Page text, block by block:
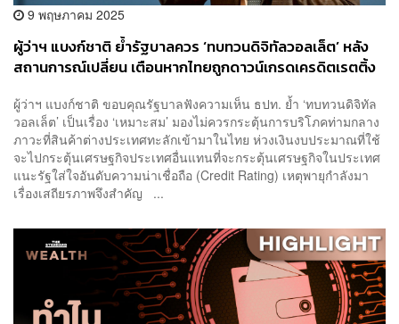
9 พฤษภาคม 2025
ผู้ว่าฯ แบงก์ชาติ ย้ำรัฐบาลควร ‘ทบทวนดิจิทัลวอลเล็ต’ หลัง
สถานการณ์เปลี่ยน เตือนหากไทยถูกดาวน์เกรดเครดิตเรตติ้ง
ผู้ว่าฯ แบงก์ชาติ ขอบคุณรัฐบาลฟังความเห็น ธปท. ย้ำ ‘ทบทวนดิจิทัล
วอลเล็ต’ เป็นเรื่อง ‘เหมาะสม’ มองไม่ควรกระตุ้นการบริโภคท่ามกลาง
ภาวะที่สินค้าต่างประเทศทะลักเข้ามาในไทย ห่วงเงินงบประมาณที่ใช้
จะไปกระตุ้นเศรษฐกิจประเทศอื่นแทนที่จะกระตุ้นเศรษฐกิจในประเทศ
แนะรัฐใส่ใจอันดับความน่าเชื่อถือ (Credit Rating) เหตุพายุกำลังมา
เรื่องเสถียรภาพจึงสำคัญ ...